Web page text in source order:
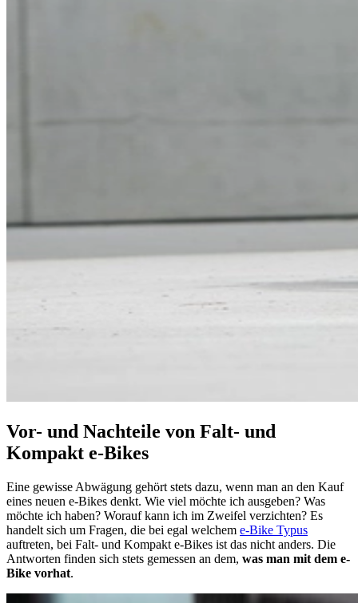
Vor- und Nachteile von Falt- und
Kompakt e-Bikes
Eine gewisse Abwägung gehört stets dazu, wenn man an den Kauf
eines neuen e-Bikes denkt. Wie viel möchte ich ausgeben? Was
möchte ich haben? Worauf kann ich im Zweifel verzichten? Es
handelt sich um Fragen, die bei egal welchem e-Bike Typus
auftreten, bei Falt- und Kompakt e-Bikes ist das nicht anders. Die
Antworten finden sich stets gemessen an dem, was man mit dem e-
Bike vorhat.